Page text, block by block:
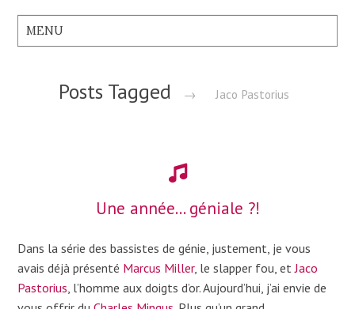
Posts Tagged → Jaco Pastorius
Une année… géniale ?!
Dans la série des bassistes de génie, justement, je vous
avais déjà présenté Marcus Miller, le slapper fou, etJaco
Pastorius, l’homme aux doigts d’or. Aujourd’hui, j’ai envie de